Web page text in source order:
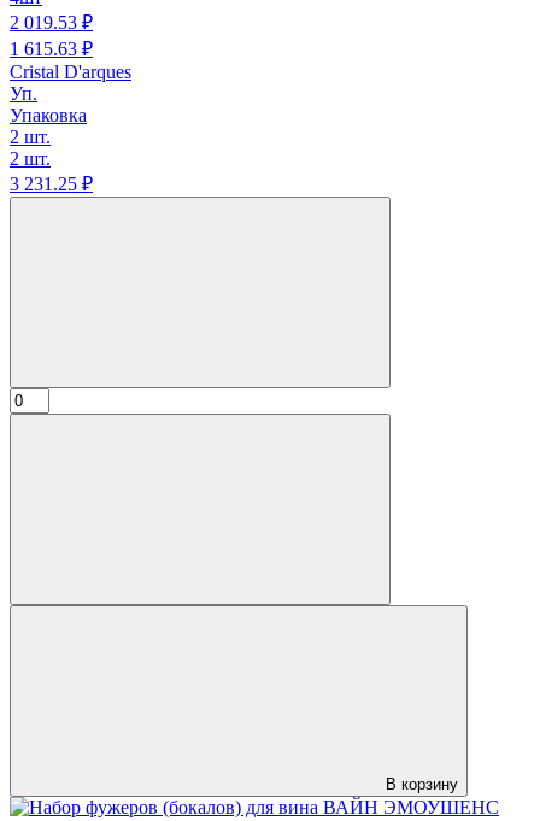
2 019.53 ₽
1 615.63 ₽
Cristal D'arques
Уп.
Упаковка
2 шт.
2 шт.
3 231.25 ₽
В корзину